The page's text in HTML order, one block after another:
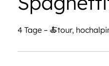
4 Tage – 🍝tour,